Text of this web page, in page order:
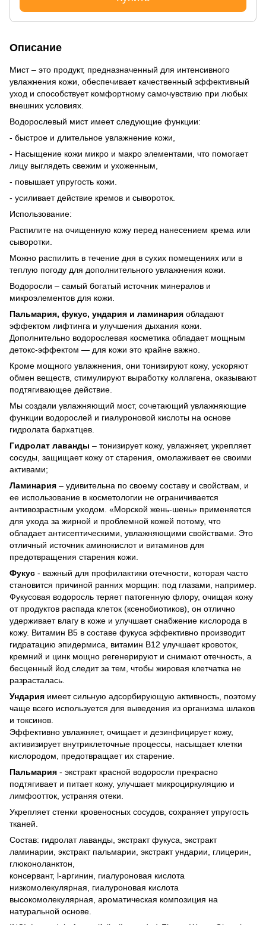
Описание
Мист – это продукт, предназначенный для интенсивного
увлажнения кожи, обеспечивает качественный эффективный
уход и способствует комфортному самочувствию при любых
внешних условиях.
Водорослевый мист имеет следующие функции:
- быстрое и длительное увлажнение кожи,
- Насыщение кожи микро и макро элементами, что помогает
лицу выглядеть свежим и ухоженным,
- повышает упругость кожи.
- усиливает действие кремов и сывороток.
Использование:
Распилите на очищенную кожу перед нанесением крема или
сыворотки.
Можно распилить в течение дня в сухих помещениях или в
теплую погоду для дополнительного увлажнения кожи.
Водоросли – самый богатый источник минералов и
микроэлементов для кожи.
Пальмария, фукус, ундария и ламинария обладают
эффектом лифтинга и улучшения дыхания кожи.
Дополнительно водорослевая косметика обладает мощным
детокс-эффектом — для кожи это крайне важно.
Кроме мощного увлажнения, они тонизируют кожу, ускоряют
обмен веществ, стимулируют выработку коллагена, оказывают
подтягивающее действие.
Мы создали увлажняющий мост, сочетающий увлажняющие
функции водорослей и гиалуроновой кислоты на основе
гидролата бархатцев.
Гидролат лаванды – тонизирует кожу, увлажняет, укрепляет
сосуды, защищает кожу от старения, омолаживает ее своими
активами;
Ламинария – удивительна по своему составу и свойствам, и
ее использование в косметологии не ограничивается
антивозрастным уходом. «Морской жень-шень» применяется
для ухода за жирной и проблемной кожей потому, что
обладает антисептическими, увлажняющими свойствами. Это
отличный источник аминокислот и витаминов для
предотвращения старения кожи.
Фукус - важный для профилактики отечности, которая часто
становится причиной ранних морщин: под глазами, например.
Фукусовая водоросль теряет патогенную флору, очищая кожу
от продуктов распада клеток (ксенобиотиков), он отлично
удерживает влагу в коже и улучшает снабжение кислорода в
кожу. Витамин В5 в составе фукуса эффективно производит
гидратацию эпидермиса, витамин В12 улучшает кровоток,
кремний и цинк мощно регенерируют и снимают отечность, а
бесценный йод следит за тем, чтобы жировая клетчатка не
разрасталась.
Ундария имеет сильную адсорбирующую активность, поэтому
чаще всего используется для выведения из организма шлаков
и токсинов.
Эффективно увлажняет, очищает и дезинфицирует кожу,
активизирует внутриклеточные процессы, насыщает клетки
кислородом, предотвращает их старение.
Пальмария - экстракт красной водоросли прекрасно
подтягивает и питает кожу, улучшает микроциркуляцию и
лимфоотток, устраняя отеки.
Укрепляет стенки кровеносных сосудов, сохраняет упругость
тканей.
Состав: гидролат лаванды, экстракт фукуса, экстракт
ламинарии, экстракт пальмарии, экстракт ундарии, глицерин,
глюконоланктон,
консервант, l-аргинин, гиалуроновая кислота
низкомолекулярная, гиалуроновая кислота
высокомолекулярная, ароматическая композиция на
натуральной основе.